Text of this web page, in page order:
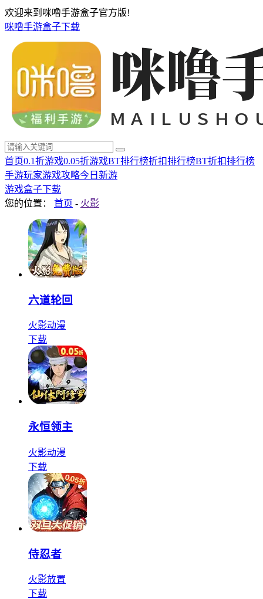
欢迎来到咪噜手游盒子官方版!
咪噜手游盒子下载
首页0.1折游戏0.05折游戏BT排行榜折扣排行榜BT折扣排行榜
手游玩家游戏攻略今日新游
游戏盒子下载
您的位置： 首页 - 火影
六道轮回
火影动漫
下载
永恒领主
火影动漫
下载
侍忍者
火影放置
下载